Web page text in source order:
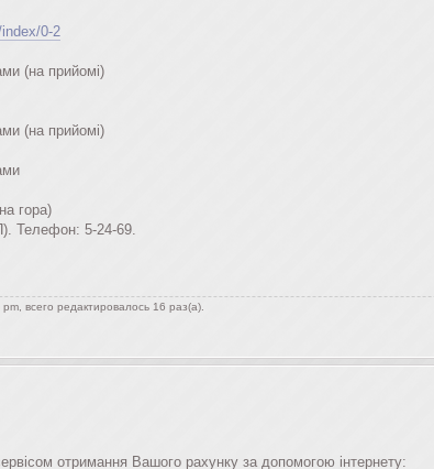
0-2
(на прийомі)
(на прийомі)
гора)
Телефон: 5-24-69.
всего редактировалось 16 раз(а).
отримання Вашого рахунку за допомогою інтернету: